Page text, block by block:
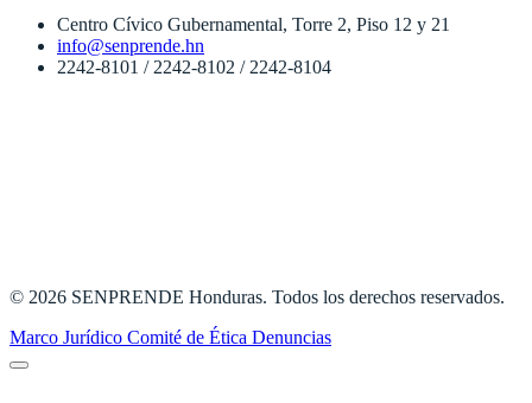
Centro Cívico Gubernamental, Torre 2, Piso 12 y 21
info@senprende.hn
2242-8101 / 2242-8102 / 2242-8104
© 2026 SENPRENDE Honduras. Todos los derechos reservados.
Marco Jurídico Comité de Ética Denuncias